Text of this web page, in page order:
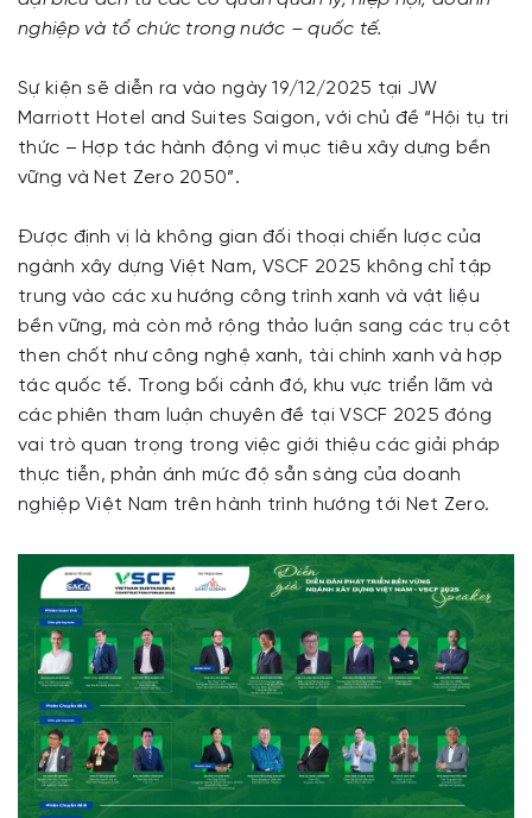
nghiệp và tổ chức trong nước – quốc tế.
Sự kiện sẽ diễn ra vào ngày 19/12/2025 tại JW
Marriott Hotel and Suites Saigon, với chủ đề “Hội tụ tri
thức – Hợp tác hành động vì mục tiêu xây dựng bền
vững và Net Zero 2050”.
Được định vị là không gian đối thoại chiến lược của
ngành xây dựng Việt Nam, VSCF 2025 không chỉ tập
trung vào các xu hướng công trình xanh và vật liệu
bền vững, mà còn mở rộng thảo luận sang các trụ cột
then chốt như công nghệ xanh, tài chính xanh và hợp
tác quốc tế. Trong bối cảnh đó, khu vực triển lãm và
các phiên tham luận chuyên đề tại VSCF 2025 đóng
vai trò quan trọng trong việc giới thiệu các giải pháp
thực tiễn, phản ánh mức độ sẵn sàng của doanh
nghiệp Việt Nam trên hành trình hướng tới Net Zero.